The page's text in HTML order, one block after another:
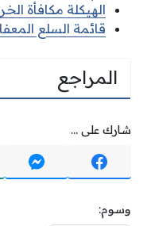
الهيكلة مكافأة
قائمة السلع
المراجع
شارك على ...
وسوم: